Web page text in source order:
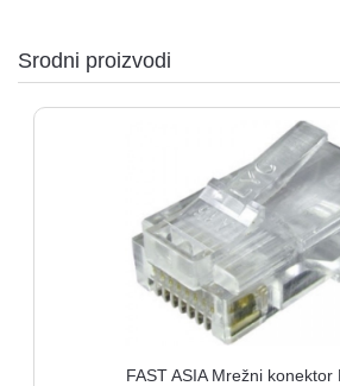
Srodni proizvodi
FAST ASIA Mrežni konektor